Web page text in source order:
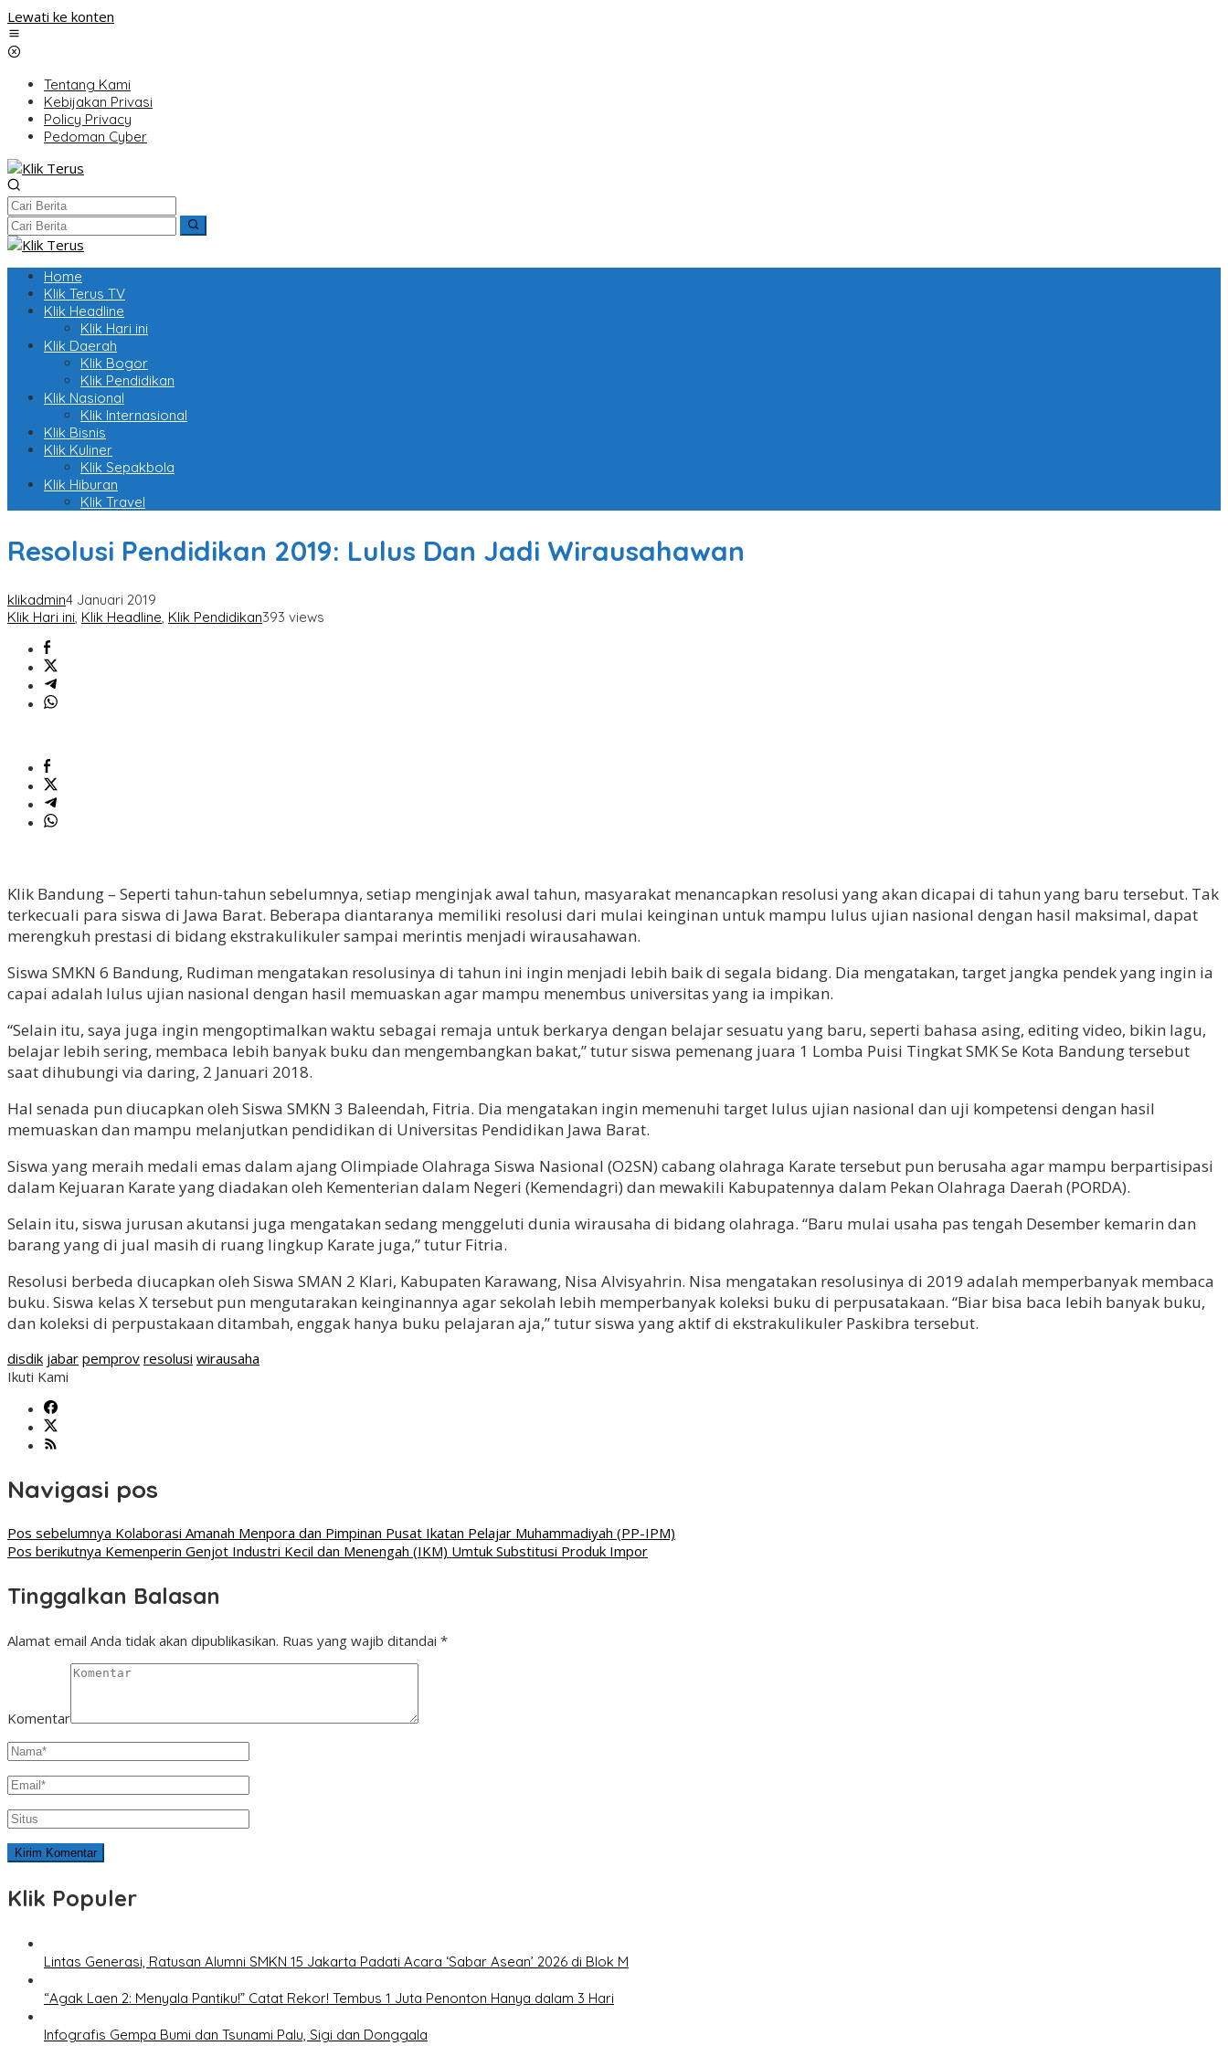
Lewati ke konten
Tentang Kami
Kebijakan Privasi
Policy Privacy
Pedoman Cyber
Home
Klik Terus TV
Klik Headline
Klik Hari ini
Klik Daerah
Klik Bogor
Klik Pendidikan
Klik Nasional
Klik Internasional
Klik Bisnis
Klik Kuliner
Klik Sepakbola
Klik Hiburan
Klik Travel
Resolusi Pendidikan 2019: Lulus Dan Jadi Wirausahawan
klikadmin4 Januari 2019
Klik Hari ini, Klik Headline, Klik Pendidikan393 views
Klik Bandung – Seperti tahun-tahun sebelumnya, setiap menginjak awal tahun, masyarakat menancapkan resolusi yang akan dicapai di tahun yang baru tersebut. Tak
terkecuali para siswa di Jawa Barat. Beberapa diantaranya memiliki resolusi dari mulai keinginan untuk mampu lulus ujian nasional dengan hasil maksimal, dapat
merengkuh prestasi di bidang ekstrakulikuler sampai merintis menjadi wirausahawan.
Siswa SMKN 6 Bandung, Rudiman mengatakan resolusinya di tahun ini ingin menjadi lebih baik di segala bidang. Dia mengatakan, target jangka pendek yang ingin ia
capai adalah lulus ujian nasional dengan hasil memuaskan agar mampu menembus universitas yang ia impikan.
“Selain itu, saya juga ingin mengoptimalkan waktu sebagai remaja untuk berkarya dengan belajar sesuatu yang baru, seperti bahasa asing, editing video, bikin lagu,
belajar lebih sering, membaca lebih banyak buku dan mengembangkan bakat,” tutur siswa pemenang juara 1 Lomba Puisi Tingkat SMK Se Kota Bandung tersebut
saat dihubungi via daring, 2 Januari 2018.
Hal senada pun diucapkan oleh Siswa SMKN 3 Baleendah, Fitria. Dia mengatakan ingin memenuhi target lulus ujian nasional dan uji kompetensi dengan hasil
memuaskan dan mampu melanjutkan pendidikan di Universitas Pendidikan Jawa Barat.
Siswa yang meraih medali emas dalam ajang Olimpiade Olahraga Siswa Nasional (O2SN) cabang olahraga Karate tersebut pun berusaha agar mampu berpartisipasi
dalam Kejuaran Karate yang diadakan oleh Kementerian dalam Negeri (Kemendagri) dan mewakili Kabupatennya dalam Pekan Olahraga Daerah (PORDA).
Selain itu, siswa jurusan akutansi juga mengatakan sedang menggeluti dunia wirausaha di bidang olahraga. “Baru mulai usaha pas tengah Desember kemarin dan
barang yang di jual masih di ruang lingkup Karate juga,” tutur Fitria.
Resolusi berbeda diucapkan oleh Siswa SMAN 2 Klari, Kabupaten Karawang, Nisa Alvisyahrin. Nisa mengatakan resolusinya di 2019 adalah memperbanyak membaca
buku. Siswa kelas X tersebut pun mengutarakan keinginannya agar sekolah lebih memperbanyak koleksi buku di perpusatakaan. “Biar bisa baca lebih banyak buku,
dan koleksi di perpustakaan ditambah, enggak hanya buku pelajaran aja,” tutur siswa yang aktif di ekstrakulikuler Paskibra tersebut.
disdik jabar pemprov resolusi wirausaha
Ikuti Kami
Navigasi pos
Pos sebelumnya Kolaborasi Amanah Menpora dan Pimpinan Pusat Ikatan Pelajar Muhammadiyah (PP-IPM)
Pos berikutnya Kemenperin Genjot Industri Kecil dan Menengah (IKM) Umtuk Substitusi Produk Impor
Tinggalkan Balasan
Alamat email Anda tidak akan dipublikasikan. Ruas yang wajib ditandai *
Komentar
Klik Populer
Lintas Generasi, Ratusan Alumni SMKN 15 Jakarta Padati Acara ‘Sabar Asean’ 2026 di Blok M
“Agak Laen 2: Menyala Pantiku!” Catat Rekor! Tembus 1 Juta Penonton Hanya dalam 3 Hari
Infografis Gempa Bumi dan Tsunami Palu, Sigi dan Donggala